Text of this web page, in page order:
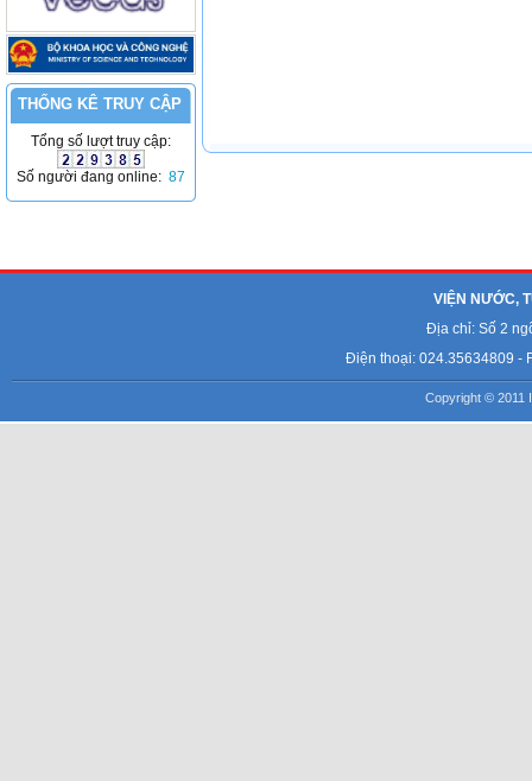
THỐNG KÊ TRUY CẬP
Tổng số lượt truy cập:
Số người đang online: 87
VIỆN NƯỚC,
Địa chỉ: Số 2
Điện thoại: 024.35634809 -
Copyright © 2011